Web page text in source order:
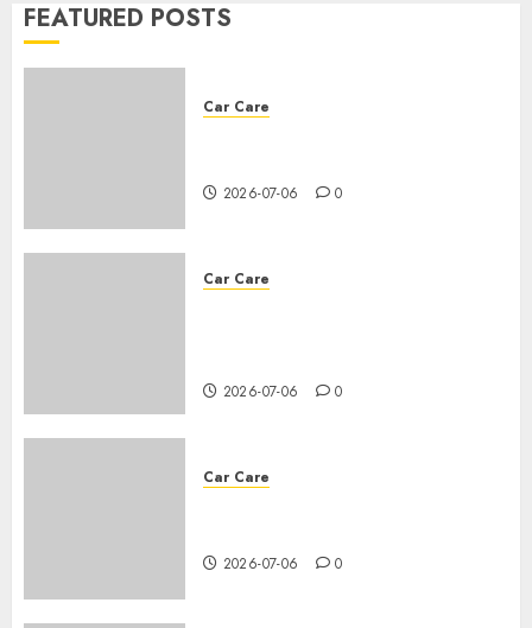
FEATURED POSTS
Car Care
2026-07-06 0
Car Care
2026-07-06 0
Car Care
2026-07-06 0